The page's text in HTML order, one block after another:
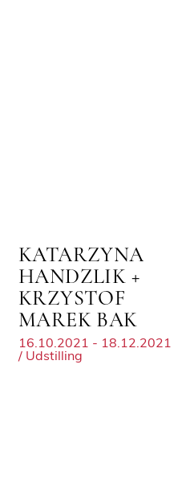
KATARZYNA
HANDZLIK +
KRZYSTOF
MAREK BAK
16.10.2021 - 18.12.2021
/ Udstilling